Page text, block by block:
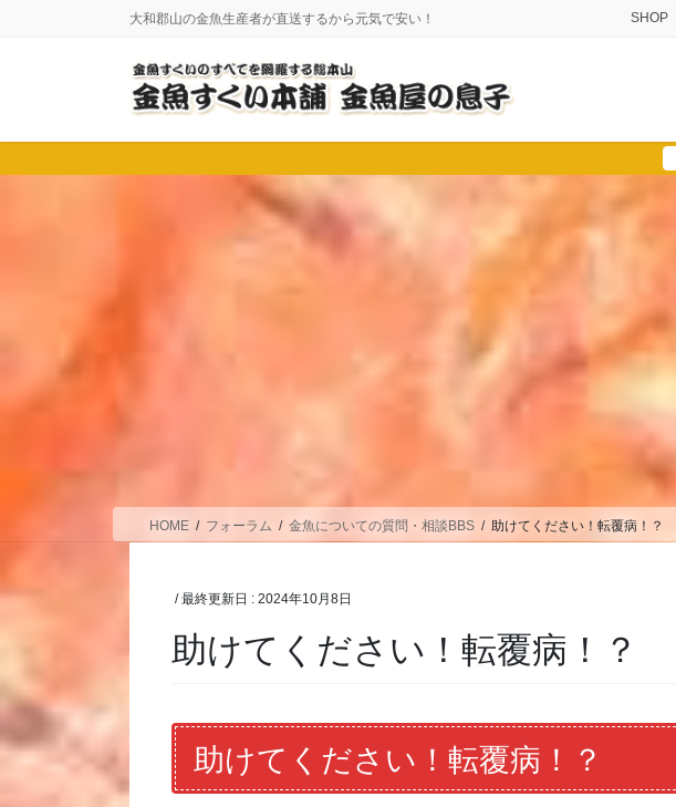
に
移
ョ
ン
大和郡山の金魚生産者が直送するから元気で安い！ SHOP
HOME フォーラム 金魚についての質問・相談BBS 助けてください！転覆病！？
/ 最終更新日 :2024年10月8日
助けてください！転覆病！？
助けてください！転覆病！？